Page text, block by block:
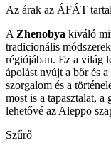
Az árak az ÁFÁT
A Zhenobya kiváló
tradicionális
régiójában. Ez a világ
ápolást nyújt a bőr és
szorgalom és a
most is a tapasztalat, a
lehetővé az Aleppo
Szűrő